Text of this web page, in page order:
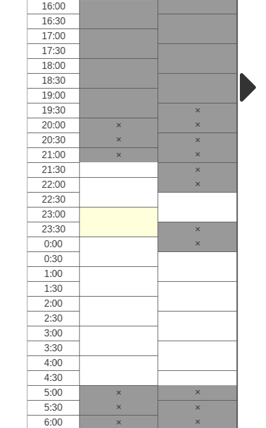
16:00
16:30
17:00
17:30
18:00
18:30
19:00
19:30
×
20:00
×
×
20:30
×
×
21:00
×
×
21:30
×
22:00
×
22:30
23:00
23:30
×
0:00
×
0:30
1:00
1:30
2:00
2:30
3:00
3:30
4:00
4:30
5:00
×
×
5:30
×
×
6:00
×
×